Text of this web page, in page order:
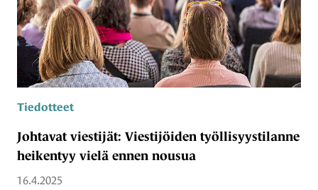
Tiedotteet
Johtavat viestijät: Viestijöiden työllisyystilanne
heikentyy vielä ennen nousua
16.4.2025